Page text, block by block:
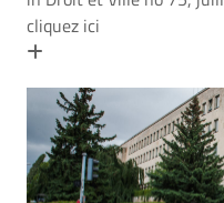
cliquez ici